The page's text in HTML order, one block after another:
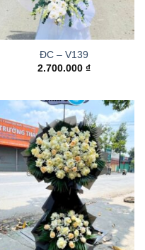
ĐC – V139
2.700.000 ₫